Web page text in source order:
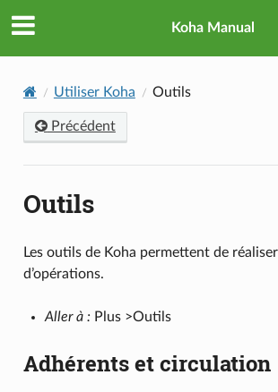
Koha Manual
Utiliser Koha Outils
Précédent
Outils
Les outils de Koha permettent de
d’opérations.
Aller à :Plus >Outils
Adhérents et circulation